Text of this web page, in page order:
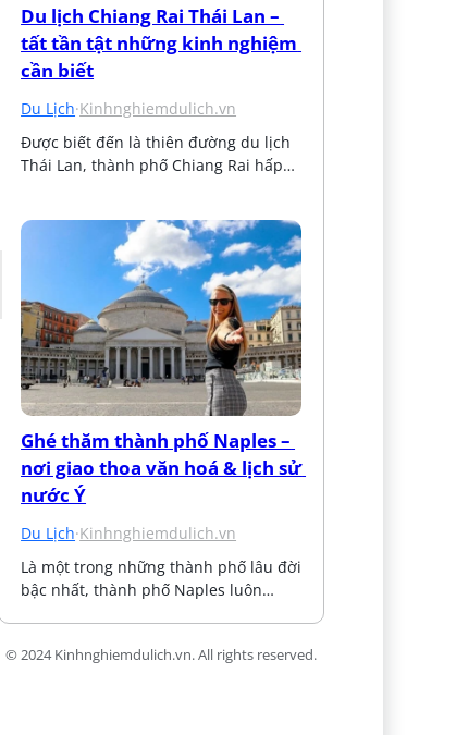
Du lịch Chiang Rai Thái Lan –
tất tần tật những kinh nghiệm
cần biết
Du Lịch·Kinhnghiemdulich.vn
Được biết đến là thiên đường du lịch
Thái Lan, thành phố Chiang Rai hấp…
Ghé thăm thành phố Naples –
nơi giao thoa văn hoá & lịch sử
nước Ý
Du Lịch·Kinhnghiemdulich.vn
Là một trong những thành phố lâu đời
bậc nhất, thành phố Naples luôn…
© 2024 Kinhnghiemdulich.vn. All rights reserved.